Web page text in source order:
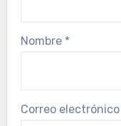
Nombre *
Correo electrónico